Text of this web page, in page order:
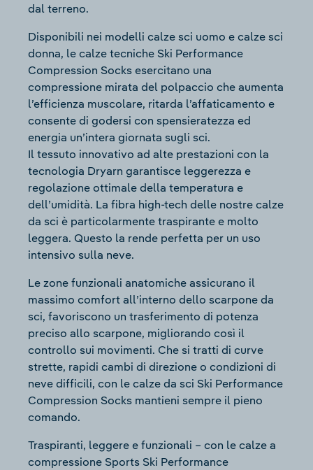
dal terreno.
Disponibili nei modelli calze sci uomo e calze sci
donna, le calze tecniche Ski Performance
Compression Socks esercitano una
compressione mirata del polpaccio che aumenta
l’efficienza muscolare, ritarda l’affaticamento e
consente di godersi con spensieratezza ed
energia un’intera giornata sugli sci.
Il tessuto innovativo ad alte prestazioni con la
tecnologia Dryarn garantisce leggerezza e
regolazione ottimale della temperatura e
dell’umidità. La fibra high-tech delle nostre calze
da sci è particolarmente traspirante e molto
leggera. Questo la rende perfetta per un uso
intensivo sulla neve.
Le zone funzionali anatomiche assicurano il
massimo comfort all’interno dello scarpone da
sci, favoriscono un trasferimento di potenza
preciso allo scarpone, migliorando così il
controllo sui movimenti. Che si tratti di curve
strette, rapidi cambi di direzione o condizioni di
neve difficili, con le calze da sci Ski Performance
Compression Socks mantieni sempre il pieno
comando.
Traspiranti, leggere e funzionali – con le calze a
compressione Sports Ski Performance